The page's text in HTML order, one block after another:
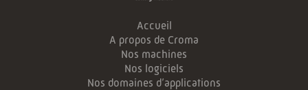
Accueil
A propos de Croma
Nos machines
Nos logiciels
Nos domaines d’applications